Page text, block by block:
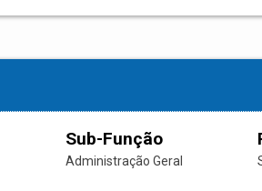
Sub-Função
Administração Geral